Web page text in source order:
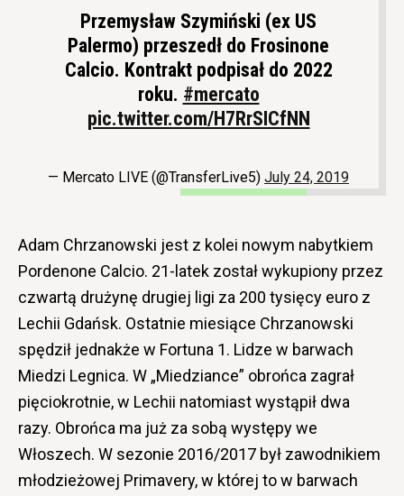
Przemysław Szymiński (ex US
Palermo) przeszedł do Frosinone
Calcio. Kontrakt podpisał do 2022
roku. #mercato
pic.twitter.com/H7RrSICfNN
— Mercato LIVE (@TransferLive5) July 24, 2019
Adam Chrzanowski jest z kolei nowym nabytkiem
Pordenone Calcio. 21-latek został wykupiony przez
czwartą drużynę drugiej ligi za 200 tysięcy euro z
Lechii Gdańsk. Ostatnie miesiące Chrzanowski
spędził jednakże w Fortuna 1. Lidze w barwach
Miedzi Legnica. W „Miedziance” obrońca zagrał
pięciokrotnie, w Lechii natomiast wystąpił dwa
razy. Obrońca ma już za sobą występy we
Włoszech. W sezonie 2016/2017 był zawodnikiem
młodzieżowej Primavery, w której to w barwach